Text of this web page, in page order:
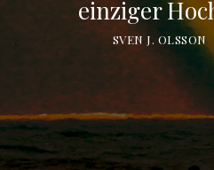
einziger
SVEN J. OLSSON